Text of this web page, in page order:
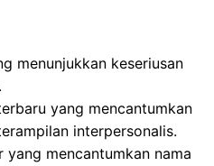
menunjukkan keseriusan
yang mencantumkan
interpersonalis.
mencantumkan nama